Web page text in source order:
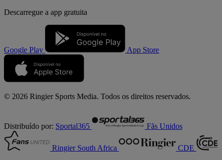
Descarregue a app gratuita
Google Play App Store
© 2026 Ringier Sports Media. Todos os direitos reservados.
Distribuído por: Sportal365 Fãs Unidos
Ringier South Africa CDE